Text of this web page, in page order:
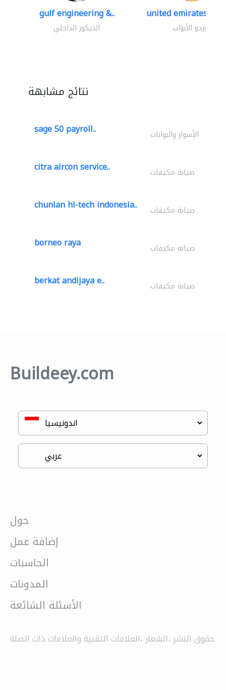
gulf engineering &..
الديكور الداخلي
united emirates
موردو الأبواب
نتائج مشابهة
sage 50 payroll.. الأسوار والبوابات
citra aircon service.. صيانة مكيفات
chunlan hi-tech indonesia.. صيانة مكيفات
borneo raya صيانة مكيفات
berkat andijaya e.. صيانة مكيفات
Buildeey.com
حول
إضافة عمل
الحاسبات
المدونات
الأسئلة الشائعة
حقوق النشر ،الشعار ،العلامات التقنية والعلامات ذات الصلة